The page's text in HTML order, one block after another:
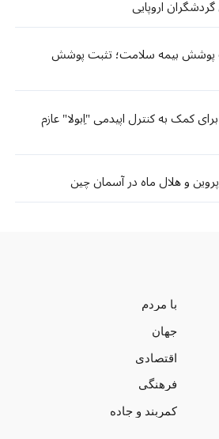
اروپایی
پوشش بیمه سلامت؛ تثبت پوشش
کمک به کنترل اپیدمی "اِبولا" عازم
و هلال ماه در آسمان چین
با مردم
جهان
اقتصادی
فرهنگی
کمربند و جاده